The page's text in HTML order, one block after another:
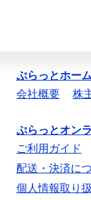
ぷらっとホー
会社概要
株
ぷらっとオン
ご利用ガイド
配送・決済に
個人情報取り